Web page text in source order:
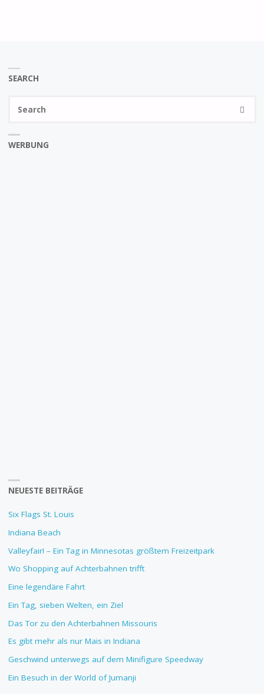
SEARCH
WERBUNG
NEUESTE BEITRÄGE
Six Flags St. Louis
Indiana Beach
Valleyfair! – Ein Tag in Minnesotas größtem Freizeitpark
Wo Shopping auf Achterbahnen trifft
Eine legendäre Fahrt
Ein Tag, sieben Welten, ein Ziel
Das Tor zu den Achterbahnen Missouris
Es gibt mehr als nur Mais in Indiana
Geschwind unterwegs auf dem Minifigure Speedway
Ein Besuch in der World of Jumanji